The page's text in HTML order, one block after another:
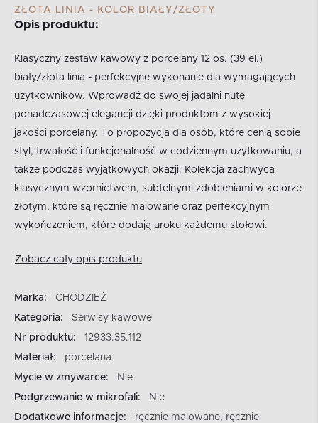
ZŁOTA LINIA - KOLOR BIAŁY/ZŁOTY
Opis produktu:
Klasyczny zestaw kawowy z porcelany 12 os. (39 el.)
biały/złota linia - perfekcyjne wykonanie dla wymagających
użytkowników. Wprowadź do swojej jadalni nutę
ponadczasowej elegancji dzięki produktom z wysokiej
jakości porcelany. To propozycja dla osób, które cenią sobie
styl, trwałość i funkcjonalność w codziennym użytkowaniu, a
także podczas wyjątkowych okazji. Kolekcja zachwyca
klasycznym wzornictwem, subtelnymi zdobieniami w kolorze
złotym, które są ręcznie malowane oraz perfekcyjnym
wykończeniem, które dodają uroku każdemu stołowi.
Zobacz cały opis produktu
Marka:
CHODZIEŻ
Kategoria:
Serwisy kawowe
Nr produktu:
12933.35.112
Materiał:
porcelana
Mycie w zmywarce:
Nie
Podgrzewanie w mikrofali:
Nie
Dodatkowe informacje:
ręcznie malowane, ręcznie